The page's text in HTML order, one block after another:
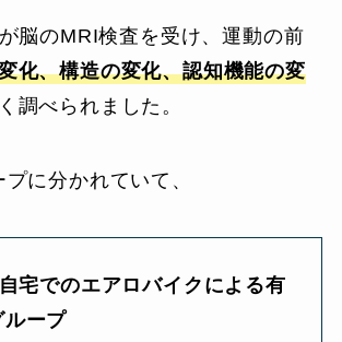
脳のMRI検査を受け、運動の前
化、構造の変化、認知機能の変
調べられました。
に分かれていて、
自宅でのエアロバイクによる有
ループ